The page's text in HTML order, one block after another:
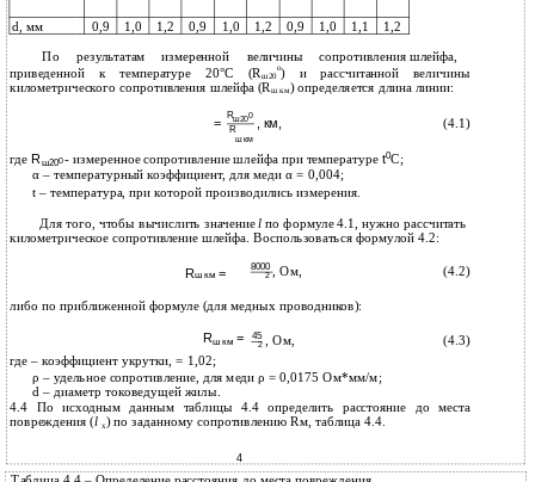
d, мм 0,9 1,0 1,2 0,9 1,0 1,2 0,9 1,0 1,1 1,2
По результатам измеренной величины сопротивления шлейфа,
приведенной к температуре 20°С (Rш20
о) и рассчитанной величины
километрического сопротивления шлейфа (Rш км) определяется длина линии:
=
Rш200 , км, (4.1)
R
ш км
где Rш200- измеренное сопротивление шлейфа при температуре t0С;
α – температурный коэффициент, для меди α = 0,004;
t – температура, при которой производились измерения.
Для того, чтобы вычислить значениеlпо формуле 4.1, нужно рассчитать
километрическое сопротивление шлейфа. Воспользоваться формулой 4.2:
Rш км = 8000, Ом, (4.2)
2
либо по приближенной формуле (для медных проводников):
Rш км = 45 , Ом, (4.3)
2
где – коэффициент укрутки, = 1,02;
ρ – удельное сопротивление, для меди ρ = 0,0175 Ом*мм/м;
d – диаметр токоведущей жилы.
4.4 По исходным данным таблицы 4.4 определить расстояние до места
повреждения (l х) по заданному сопротивлению Rм, таблица 4.4.
4